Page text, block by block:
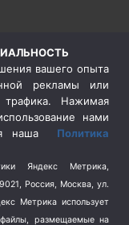
вашего опыта
рекламы или
Нажимая
нами
наша Политика
Яндекс Метрика,
Россия, Москва, ул.
Метрика использует
размещаемые на